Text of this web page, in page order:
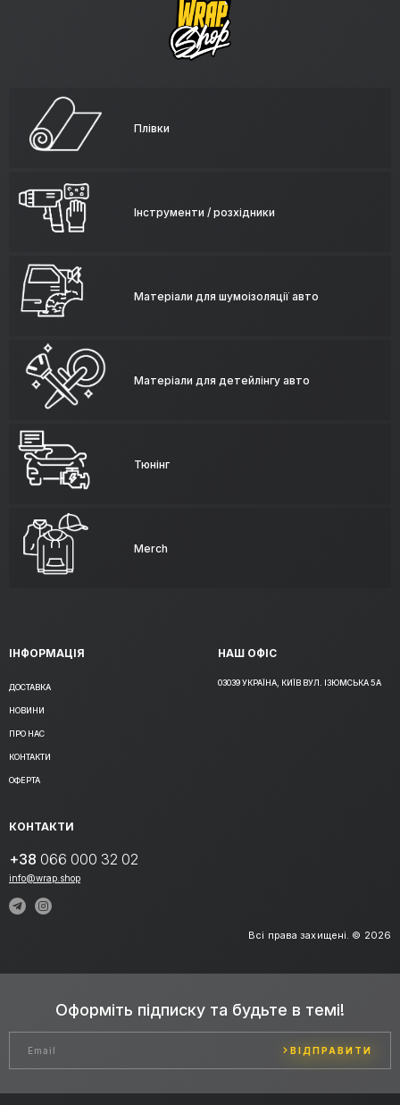
Плівки
Інструменти / розхідники
Матеріали для шумоізоляції авто
Матеріали для детейлінгу авто
Тюнінг
Merch
ІНФОРМАЦІЯ
ДОСТАВКА
НОВИНИ
ПРО НАС
КОНТАКТИ
ОФЕРТА
НАШ ОФІС
03039 УКРАЇНА, КИЇВ ВУЛ. ІЗЮМСЬКА 5А
КОНТАКТИ
+38 066 000 32 02
info@wrap.shop
Всі права захищені. © 2026
Оформіть підписку та будьте в темі!
ВІДПРАВИТИ